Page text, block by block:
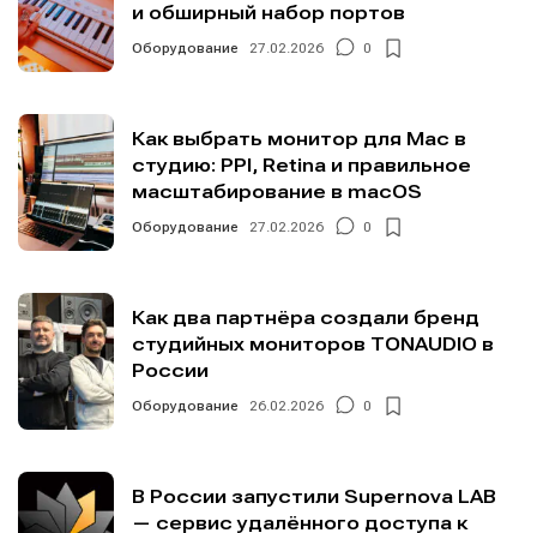
и обширный набор портов
Оборудование 27.02.2026 0
Как выбрать монитор для Mac в
студию: PPI, Retina и правильное
масштабирование в macOS
Оборудование 27.02.2026 0
Как два партнёра создали бренд
студийных мониторов TONAUDIO в
России
Оборудование 26.02.2026 0
В России запустили Supernova LAB
— сервис удалённого доступа к